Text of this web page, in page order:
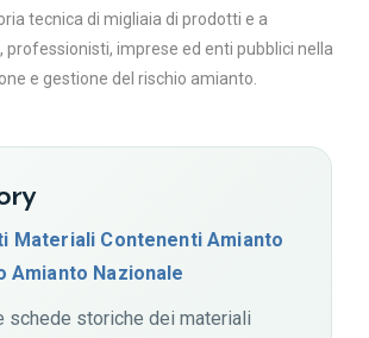
tecnica di migliaia di prodotti e a
imprese ed enti pubblici nella
e gestione del rischio amianto.
Materiali Contenenti Amianto
Amianto Nazionale
schede storiche dei materiali